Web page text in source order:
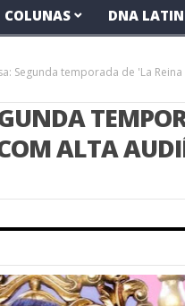
COLUNAS DNA
Segunda temporada de 'La
ALTA